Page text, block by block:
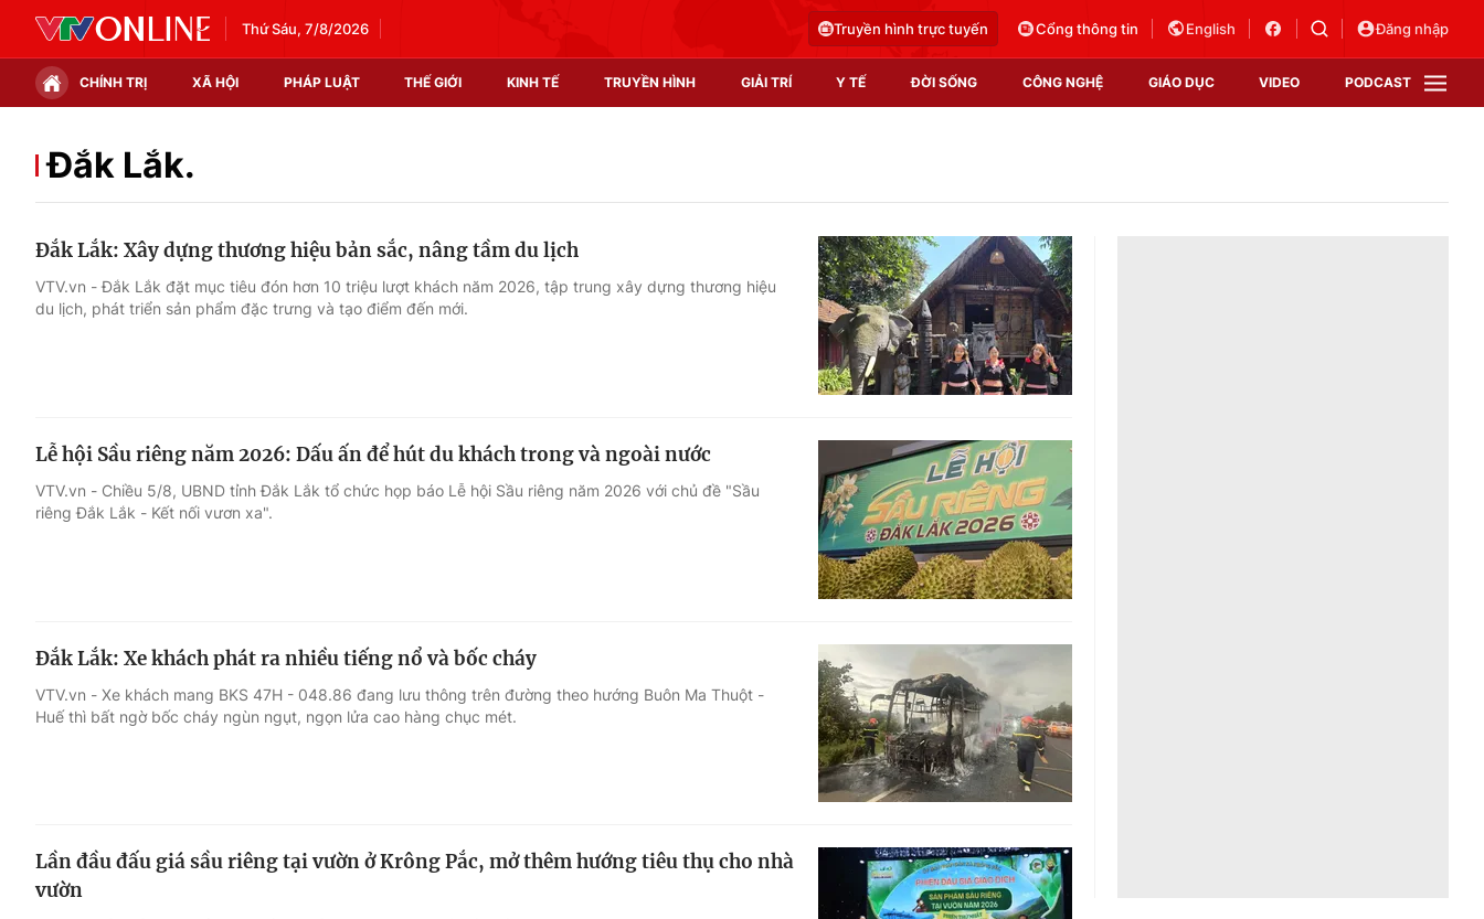
Thứ Sáu, 7/8/2026 Truyền hình trực tuyến Cổng thông tin English Đăng nhập
CHÍNH TRỊ XÃ HỘI PHÁP LUẬT THẾ GIỚI KINH TẾ TRUYỀN HÌNH GIẢI TRÍ Y TẾ ĐỜI SỐNG CÔNG NGHỆ GIÁO DỤC VIDEO PODCAST
Chính trị
Thế giới đó đây
Thị trường
Video
Shorts video
Podcast
EMagazine
Photo
Infographic
Góc ảnh
Điện ảnh
Âm nhạc
Sao
Du lịch
Làm đẹp
Chất lượng cuộc sống
Học trực tuyến
Công nghệ
Hitech Công nghệ tương lai
Sản phẩm
Thị trường
Tư vấn
VTV Sức khoẻ
Đắk Lắk.
Đắk Lắk: Xây dựng thương hiệu bản sắc, nâng tầm du lịch
VTV.vn - Đắk Lắk đặt mục tiêu đón hơn 10 triệu lượt khách năm 2026, tập trung xây dựng thương hiệu
du lịch, phát triển sản phẩm đặc trưng và tạo điểm đến mới.
Lễ hội Sầu riêng năm 2026: Dấu ấn để hút du khách trong và ngoài nước
VTV.vn - Chiều 5/8, UBND tỉnh Đắk Lắk tổ chức họp báo Lễ hội Sầu riêng năm 2026 với chủ đề "Sầu
riêng Đắk Lắk - Kết nối vươn xa".
Đắk Lắk: Xe khách phát ra nhiều tiếng nổ và bốc cháy
VTV.vn - Xe khách mang BKS 47H - 048.86 đang lưu thông trên đường theo hướng Buôn Ma Thuột -
Huế thì bất ngờ bốc cháy ngùn ngụt, ngọn lửa cao hàng chục mét.
Lần đầu đấu giá sầu riêng tại vườn ở Krông Pắc, mở thêm hướng tiêu thụ cho nhà
vườn